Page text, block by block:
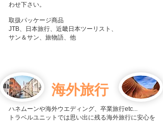
わせ下さい。
​取扱パッケージ商品
JTB、日本旅行、近畿日本ツーリスト、
サン＆サン、​旅物語、他
​海外旅行
ハネムーンや海外ウエディング、卒業旅行etc...
トラベルユニットでは思い出に残る海外旅行に安心を